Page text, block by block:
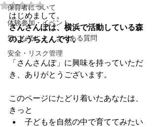
保育者について
体験参加・イベント
気になること・よくある質問
安全・リスク管理
5つ星のうちNaNと評価されています。
はじめまして。
さんさんぽは、横浜で活動している森
のようちえんです。
「さんさんぽ」に興味を持っていただ
き、ありがとうございます。
このページにたどり着いたあなたは、
きっと
子どもを自然の中で育ててみたい